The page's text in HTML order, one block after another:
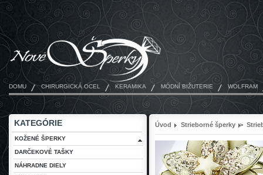
DOMU CHIRURGICKÁ OCEL KERAMIKA MÓDNÍ BIŽUTERIE WOLFRAM
KATEGÓRIE
KOŽENÉ ŠPERKY
DARČEKOVÉ TAŠKY
NÁHRADNE DIELY
Úvod Strieborné šperky >